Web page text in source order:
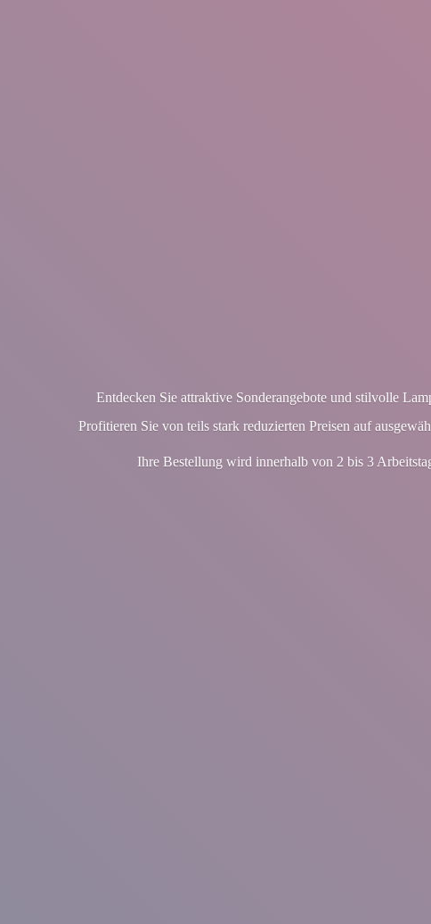
Entdecken Sie attraktive Sonderangebote und stilvolle
Profitieren Sie von teils stark reduzierten Preisen auf
Ihre Bestellung wird innerhalb von 2 bis 3